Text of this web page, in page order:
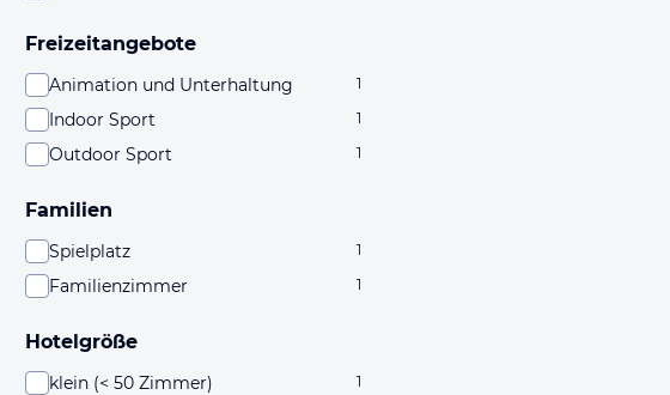
Freizeitangebote
Animation und Unterhaltung 1
Indoor Sport 1
Outdoor Sport 1
Familien
Spielplatz 1
Familienzimmer 1
Hotelgröße
klein (< 50 Zimmer) 1